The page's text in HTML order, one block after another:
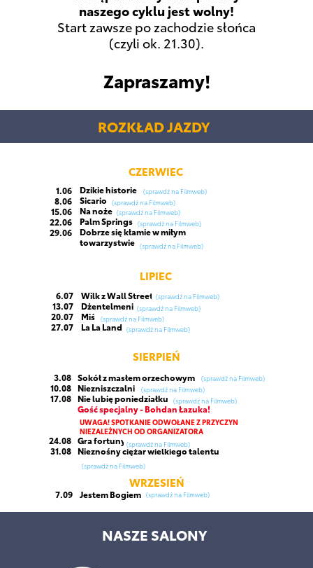
naszego cyklu jest wolny!
Start zawsze po zachodzie słońca
(czyli ok. 21.30).
Zapraszamy!
ROZKŁAD JAZDY
1.06
8.06
15.06
22.06
29.06
Dzikie historie
Sicario
Na noże
Palm Springs
Dobrze się kłamie w miłym
towarzystwie
CZERWIEC
6.07
13.07
20.07
27.07
LIPIEC
Wilk z Wall Street
Dżentelmeni
Miś
La La Land
SIERPIEŃ
3.08
10.08
17.08
24.08
31.08
Sokół z masłem orzechowym
Niezniszczalni
Nie lubię poniedziałku
Gość specjalny - Bohdan Łazuka!
Gra fortuny
Nieznośny ciężar wielkiego talentu
WRZESIEŃ
7.09 Jestem Bogiem
(sprawdź na Filmweb)
(sprawdź na Filmweb)
(sprawdź na Filmweb)
(sprawdź na Filmweb)
(sprawdź na Filmweb)
(sprawdź na Filmweb)
(sprawdź na Filmweb)
(sprawdź na Filmweb)
(sprawdź na Filmweb)
(sprawdź na Filmweb)
(sprawdź na Filmweb)
(sprawdź na Filmweb)
(sprawdź na Filmweb)
(sprawdź na Filmweb)
(sprawdź na Filmweb)
UWAGA! SPOTKANIE ODWOŁANE Z PRZYCZYN
NIEZALEŻNYCH OD ORGANIZATORA
NASZE SALONY